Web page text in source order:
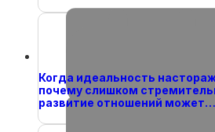
Вячеслав
Когда идеальность
почему слишком
развитие отношений может…